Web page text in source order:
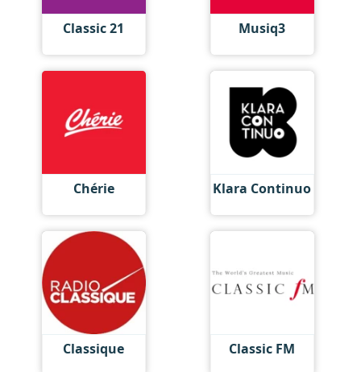
Classic 21 Musiq3
Chérie Klara Continuo
Classique Classic FM